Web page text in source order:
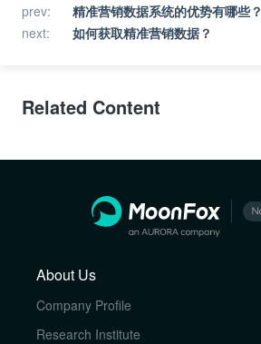
prev:
精准营销数据系统的优势有哪些？
next: 如何获取精准营销数据？
Related Content
About Us
Company Profile
Research Institute